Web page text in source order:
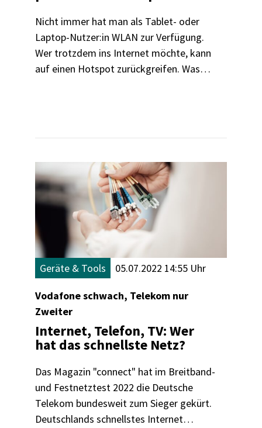
Nicht immer hat man als Tablet- oder
Laptop-Nutzer:in WLAN zur Verfügung.
Wer trotzdem ins Internet möchte, kann
auf einen Hotspot zurückgreifen. Was
Geräte & Tools 05.07.2022 14:55 Uhr
Vodafone schwach, Telekom nur
Zweiter
Internet, Telefon, TV: Wer
hat das schnellste Netz?
Das Magazin "connect" hat im Breitband-
und Festnetztest 2022 die Deutsche
Telekom bundesweit zum Sieger gekürt.
Deutschlands schnellstes Internet